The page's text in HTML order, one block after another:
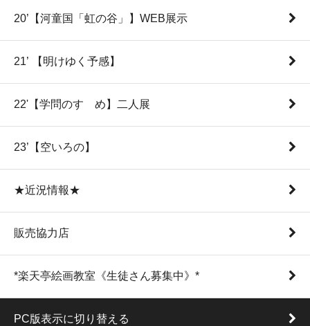
20’【河童国「虹の谷」】WEB展示
21’ 【明けゆく予感】
22'【学問のすゝめ】二人展
23’【空いろの】
★近況情報★
販売協力店
*楽天亭絵画教室《生徒さん募集中》*
PC版表示に切り替える